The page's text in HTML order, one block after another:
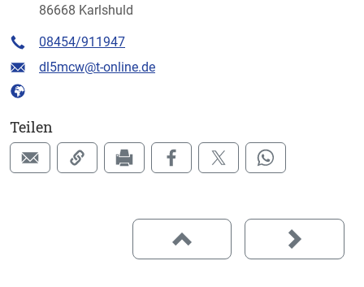
86668 Karlshuld
08454/911947
dl5mcw@t-online.de
Teilen